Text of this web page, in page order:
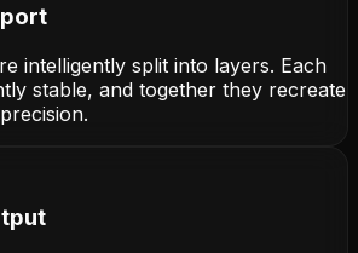
intelligently split into layers. Each
stable, and together they recreate